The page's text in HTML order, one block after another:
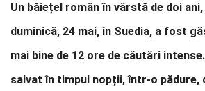
Un băiețel român în vârstă de doi
duminică, 24 mai, în Suedia, a fost
mai bine de 12 ore de căutări
salvat în timpul nopții, într-o pădure,